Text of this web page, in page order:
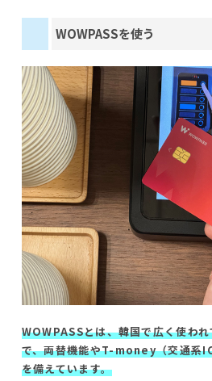
WOWPASSを使う
WOWPASSとは、韓国で広く使わ
で、両替機能やT-money（交通系
を備えています。